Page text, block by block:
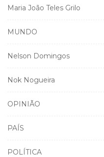
Maria João Teles Grilo
MUNDO
Nelson Domingos
Nok Nogueira
OPINIÃO
PAÍS
POLÍTICA